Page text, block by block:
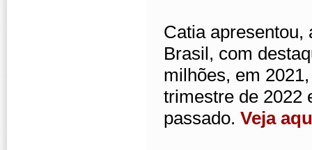
Catia apresentou,
Brasil, com
milhões, em
trimestre de 2022
passado. Veja